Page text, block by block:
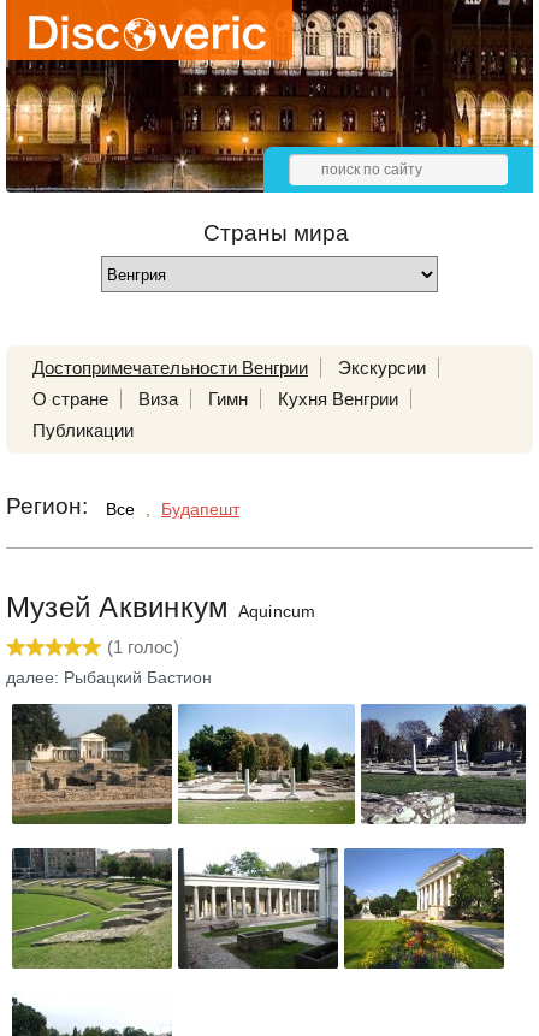
Страны мира
Достопримечательности Венгрии
Экскурсии
О стране
Виза Гимн
Кухня Венгрии
Публикации
Регион: Все Будапешт
Музей Аквинкум Aquincum
(1 голос)
далее: Рыбацкий Бастион